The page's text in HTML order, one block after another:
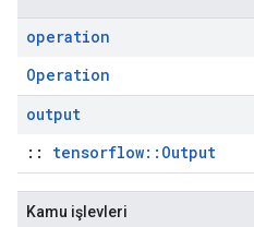
operation
Operation
output
:: tensorflow::Output
Kamu işlevleri